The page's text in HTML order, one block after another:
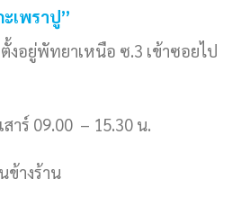
เพราปู”
งอยู่พัทยาเหนือ ซ.3 เข้าซอยไป
าร์ 09.00 – 15.30 น.
ข้างร้าน